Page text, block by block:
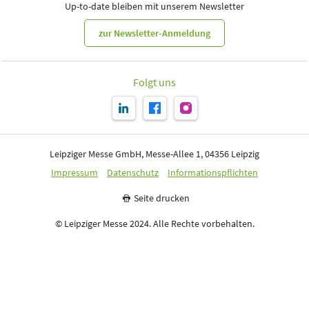
Up-to-date bleiben mit unserem Newsletter
zur Newsletter-Anmeldung
Folgt uns
Leipziger Messe GmbH, Messe-Allee 1, 04356 Leipzig
Impressum
Datenschutz Informationspflichten
Seite drucken
© Leipziger Messe 2024. Alle Rechte vorbehalten.